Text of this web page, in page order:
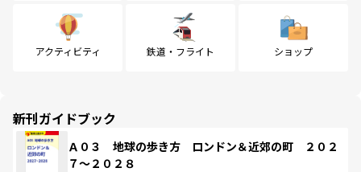
アクティビティ 鉄道・フライト ショップ
新刊ガイドブック
Ａ０３ 地球の歩き方 ロンドン＆近郊の町 ２０２
７～２０２８